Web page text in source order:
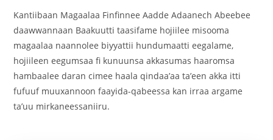
Kantiibaan Magaalaa Finfinnee Aadde Adaanech Abeebee
daawwannaan Baakuutti taasifame hojiilee misooma
magaalaa naannolee biyyattii hundumaatti eegalame,
hojiileen eegumsaa fi kunuunsa akkasumas haaromsa
hambaalee daran cimee haala qindaa’aa ta’een akka itti
fufuuf muuxannoon faayida-qabeessa kan irraa argame
ta’uu mirkaneessaniiru.